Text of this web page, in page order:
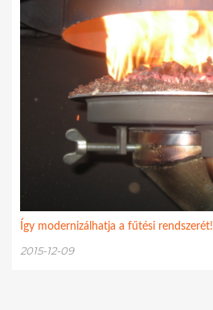
Így modernizálhatja a fűtési rendszerét!
2015-12-09